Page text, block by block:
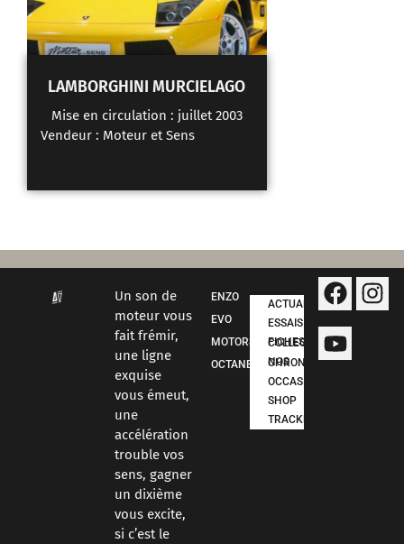
LAMBORGHINI MURCIELAGO
Mise en circulation : juillet 2003
Vendeur : Moteur et Sens
Un son de
moteur vous
fait frémir,
une ligne
exquise
vous émeut,
une
accélération
trouble vos
sens, gagner
un dixième
vous excite,
si c’est le
ENZO
EVO
MOTORSPORT
OCTANE
ACTUALITÉS
ESSAIS
FICHES COLLECTION
NOS CHRONOS
OCCASIONS
SHOP
TRACKDAYS